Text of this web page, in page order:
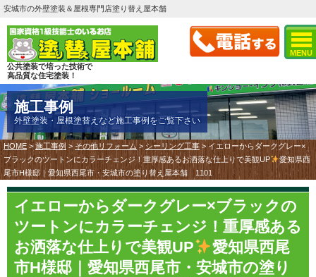
MENU
安城市の外壁塗装＆屋根専門店塗り替え屋本舗
公共塗装で培った技術で
高品質な住宅塗装！
施工事例
外壁塗装・屋根塗替えなど施工事例をご覧下さい
HOME >施工事例 > その他リフォーム > シーリング工事 > イエローからダークグレー×
ブラックのツートンにカラーチェンジ！重厚感あるお洒落な仕上りで美観UP
愛知県西
尾市H様邸｜愛知県西尾市・安城市の塗り替え屋本舗 1101
イエローからダークグレー×ブラックの
ツートンにカラーチェンジ！重厚感ある
お洒落な仕上りで美観UP
愛知県西尾
市H様邸｜愛知県西尾市・安城市の塗り